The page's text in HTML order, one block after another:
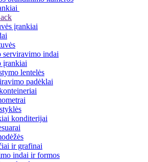
įrankiai
serviravimo indai
įrankiai
lentelės
padėklai
konditerijai
ir grafinai
indai ir formos